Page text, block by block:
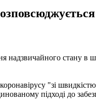
стану в
"зі
підході до